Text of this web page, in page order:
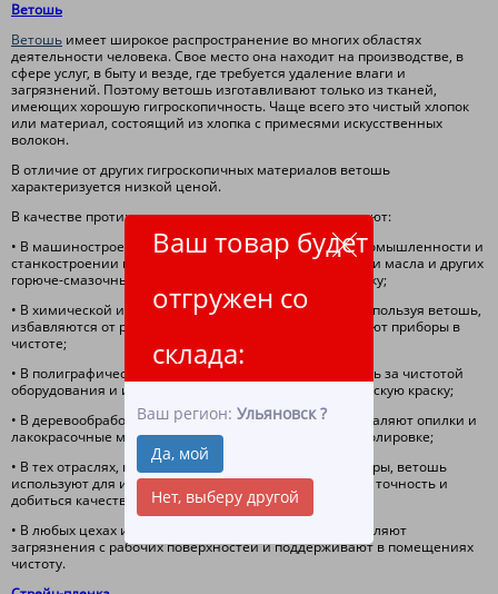
Ваш товар будет
отгружен со
склада:
Ваш регион:Ульяновск ?
Да, мой
Нет, выберу другой
Ветошь
Ветошь имеет широкое распространение во многих областях
деятельности человека. Свое место она находит на производстве, в
сфере услуг, в быту и везде, где требуется удаление влаги и
загрязнений. Поэтому ветошь изготавливают только из тканей,
имеющих хорошую гигроскопичность. Чаще всего это чистый хлопок
или материал, состоящий из хлопка с примесями искусственных
волокон.
В отличие от других гигроскопичных материалов ветошь
характеризуется низкой ценой.
В качестве протирочного материала ветошь используют:
• В машиностроении, судостроении, авиационной промышленности и
станкостроении при помощи ветоши удаляют излишки масла и других
горюче-смазочных материалов, металлическую стружку;
• В химической и лакокрасочной промышленности, используя ветошь,
избавляются от разлившихся жидкостей, поддерживают приборы в
чистоте;
• В полиграфической отрасли ветошь помогает следить за чистотой
оборудования и интерьера, удаляя лишнюю типографскую краску;
• В деревообработке при помощи ветоши не только удаляют опилки и
лакокрасочные материалы, но и подвергают детали полировке;
• В тех отраслях, где задействованы оптические приборы, ветошь
используют для их протирки, что позволяет сохранить точность и
добиться качественных показаний;
• В любых цехах и мастерских при помощи ветоши удаляют
загрязнения с рабочих поверхностей и поддерживают в помещениях
чистоту.